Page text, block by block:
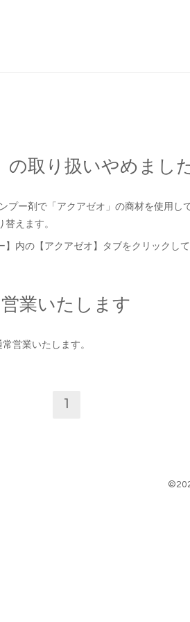
の取り扱いやめまし
プー剤で「アクアゼオ」の商材を使用し
えます。
内の【アクアゼオ】タブをクリックして
業いたします
営業いたします。
1